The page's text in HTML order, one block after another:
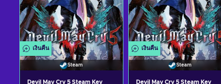
เงินคืน
Steam
Devil May Cry 5 Steam Key
เงินคืน
Steam
Devil May Cry 5 Steam Key